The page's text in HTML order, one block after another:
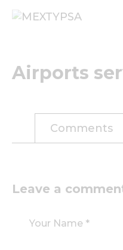
Airports
Comments
Leave a